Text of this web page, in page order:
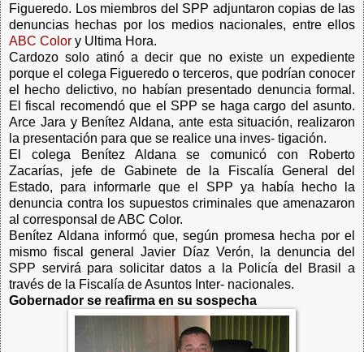
Figueredo. Los miembros del SPP adjuntaron copias de las
denuncias hechas por los medios nacionales, entre ellos
ABC Color y Ultima Hora.
Cardozo solo atinó a decir que no existe un expediente
porque el colega Figueredo o terceros, que podrían conocer
el hecho delictivo, no habían presentado denuncia formal.
El fiscal recomendó que el SPP se haga cargo del asunto.
Arce Jara y Benítez Aldana, ante esta situación, realizaron
la presentación para que se realice una inves- tigación.
El colega Benítez Aldana se comunicó con Roberto
Zacarías, jefe de Gabinete de la Fiscalía General del
Estado, para informarle que el SPP ya había hecho la
denuncia contra los supuestos criminales que amenazaron
al corresponsal de ABC Color.
Benítez Aldana informó que, según promesa hecha por el
mismo fiscal general Javier Díaz Verón, la denuncia del
SPP servirá para solicitar datos a la Policía del Brasil a
través de la Fiscalía de Asuntos Inter- nacionales.
Gobernador se reafirma en su sospecha